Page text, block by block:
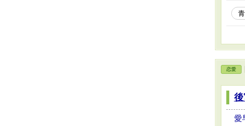
恋愛
愛